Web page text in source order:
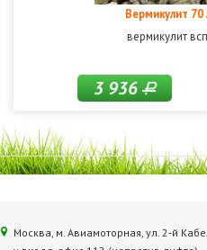
Вермикулит
вермикулит
3 936Р
Москва, м. Авиамоторная, ул. 2‑й